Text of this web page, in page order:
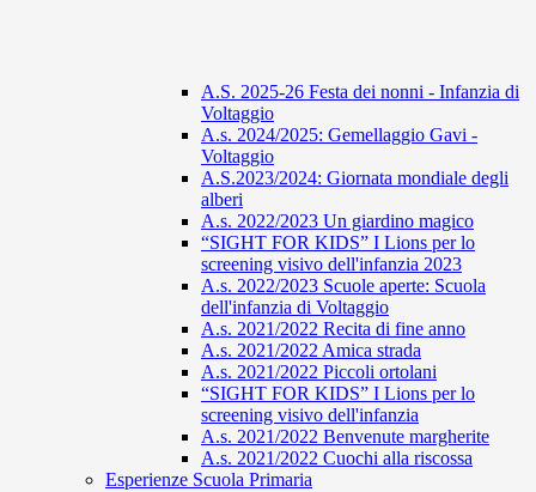
A.S. 2025-26 Festa dei nonni - Infanzia di
Voltaggio
A.s. 2024/2025: Gemellaggio Gavi -
Voltaggio
A.S.2023/2024: Giornata mondiale degli
alberi
A.s. 2022/2023 Un giardino magico
“SIGHT FOR KIDS” I Lions per lo
screening visivo dell'infanzia 2023
A.s. 2022/2023 Scuole aperte: Scuola
dell'infanzia di Voltaggio
A.s. 2021/2022 Recita di fine anno
A.s. 2021/2022 Amica strada
A.s. 2021/2022 Piccoli ortolani
“SIGHT FOR KIDS” I Lions per lo
screening visivo dell'infanzia
A.s. 2021/2022 Benvenute margherite
A.s. 2021/2022 Cuochi alla riscossa
Esperienze Scuola Primaria